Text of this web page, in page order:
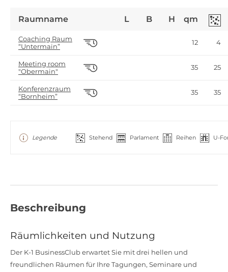
Raumname L B H qm
Coaching Raum
“Untermain”
12 4
Meeting room
"Obermain"
35 25
Konferenzraum
“Bornheim”
35 35
Legende Stehend Parlament Reihen U-
Beschreibung
Räumlichkeiten und Nutzung
Der K-1 BusinessClub erwartet Sie mit drei hellen und
freundlichen Räumen für Ihre Tagungen, Seminare und